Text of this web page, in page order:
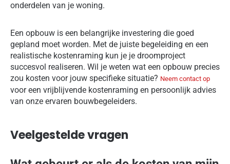
onderdelen van je woning.
Een opbouw is een belangrijke investering die goed
gepland moet worden. Met de juiste begeleiding en een
realistische kostenraming kun je je droomproject
succesvol realiseren. Wil je weten wat een opbouw precies
zou kosten voor jouw specifieke situatie? Neem contact op
voor een vrijblijvende kostenraming en persoonlijk advies
van onze ervaren bouwbegeleiders.
Veelgestelde vragen